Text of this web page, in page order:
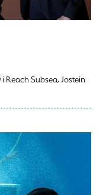
Reach Subsea, Jostein